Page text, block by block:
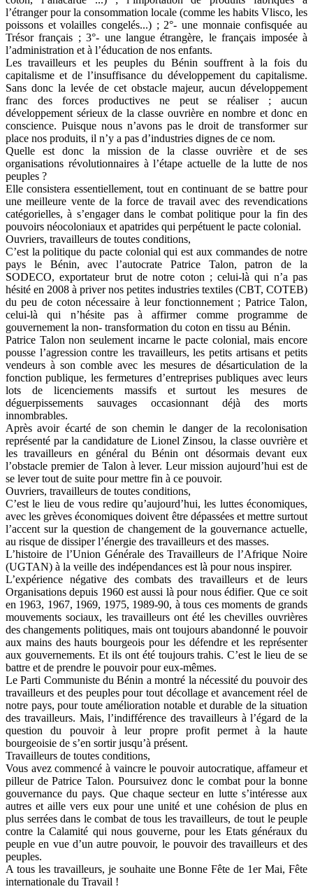
l’étranger pour la consommation locale (comme les habits Vlisco, les
poissons et volailles congelés...) ; 2°- une monnaie confisquée au
Trésor français ; 3°- une langue étrangère, le français imposée à
l’administration et à l’éducation de nos enfants.
Les travailleurs et les peuples du Bénin souffrent à la fois du
capitalisme et de l’insuffisance du développement du capitalisme.
Sans donc la levée de cet obstacle majeur, aucun développement
franc des forces productives ne peut se réaliser ; aucun
développement sérieux de la classe ouvrière en nombre et donc en
conscience. Puisque nous n’avons pas le droit de transformer sur
place nos produits, il n’y a pas d’industries dignes de ce nom.
Quelle est donc la mission de la classe ouvrière et de ses
organisations révolutionnaires à l’étape actuelle de la lutte de nos
peuples ?
Elle consistera essentiellement, tout en continuant de se battre pour
une meilleure vente de la force de travail avec des revendications
catégorielles, à s’engager dans le combat politique pour la fin des
pouvoirs néocoloniaux et apatrides qui perpétuent le pacte colonial.
Ouvriers, travailleurs de toutes conditions,
C’est la politique du pacte colonial qui est aux commandes de notre
pays le Bénin, avec l’autocrate Patrice Talon, patron de la
SODECO, exportateur brut de notre coton ; celui-là qui n’a pas
hésité en 2008 à priver nos petites industries textiles (CBT, COTEB)
du peu de coton nécessaire à leur fonctionnement ; Patrice Talon,
celui-là qui n’hésite pas à affirmer comme programme de
gouvernement la non- transformation du coton en tissu au Bénin.
Patrice Talon non seulement incarne le pacte colonial, mais encore
pousse l’agression contre les travailleurs, les petits artisans et petits
vendeurs à son comble avec les mesures de désarticulation de la
fonction publique, les fermetures d’entreprises publiques avec leurs
lots de licenciements massifs et surtout les mesures de
déguerpissements sauvages occasionnant déjà des morts
innombrables.
Après avoir écarté de son chemin le danger de la recolonisation
représenté par la candidature de Lionel Zinsou, la classe ouvrière et
les travailleurs en général du Bénin ont désormais devant eux
l’obstacle premier de Talon à lever. Leur mission aujourd’hui est de
se lever tout de suite pour mettre fin à ce pouvoir.
Ouvriers, travailleurs de toutes conditions,
C’est le lieu de vous redire qu’aujourd’hui, les luttes économiques,
avec les grèves économiques doivent être dépassées et mettre surtout
l’accent sur la question de changement de la gouvernance actuelle,
au risque de dissiper l’énergie des travailleurs et des masses.
L’histoire de l’Union Générale des Travailleurs de l’Afrique Noire
(UGTAN) à la veille des indépendances est là pour nous inspirer.
L’expérience négative des combats des travailleurs et de leurs
Organisations depuis 1960 est aussi là pour nous édifier. Que ce soit
en 1963, 1967, 1969, 1975, 1989-90, à tous ces moments de grands
mouvements sociaux, les travailleurs ont été les chevilles ouvrières
des changements politiques, mais ont toujours abandonné le pouvoir
aux mains des hauts bourgeois pour les défendre et les représenter
aux gouvernements. Et ils ont été toujours trahis. C’est le lieu de se
battre et de prendre le pouvoir pour eux-mêmes.
Le Parti Communiste du Bénin a montré la nécessité du pouvoir des
travailleurs et des peuples pour tout décollage et avancement réel de
notre pays, pour toute amélioration notable et durable de la situation
des travailleurs. Mais, l’indifférence des travailleurs à l’égard de la
question du pouvoir à leur propre profit permet à la haute
bourgeoisie de s’en sortir jusqu’à présent.
Travailleurs de toutes conditions,
Vous avez commencé à vaincre le pouvoir autocratique, affameur et
pilleur de Patrice Talon. Poursuivez donc le combat pour la bonne
gouvernance du pays. Que chaque secteur en lutte s’intéresse aux
autres et aille vers eux pour une unité et une cohésion de plus en
plus serrées dans le combat de tous les travailleurs, de tout le peuple
contre la Calamité qui nous gouverne, pour les Etats généraux du
peuple en vue d’un autre pouvoir, le pouvoir des travailleurs et des
peuples.
A tous les travailleurs, je souhaite une Bonne Fête de 1er Mai, Fête
internationale du Travail !